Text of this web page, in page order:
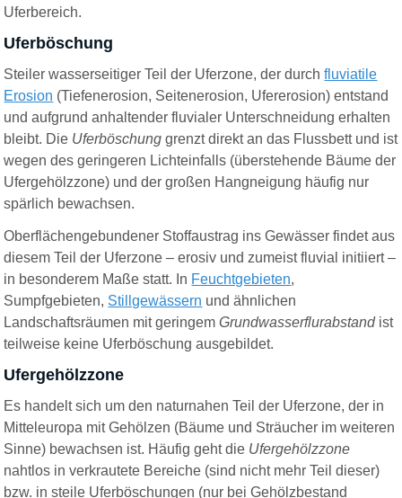
Uferbereich.
Uferböschung
Steiler wasserseitiger Teil der Uferzone, der durchfluviatile
Erosion (Tiefenerosion, Seitenerosion, Ufererosion) entstand
und aufgrund anhaltender fluvialer Unterschneidung erhalten
bleibt. Die Uferböschung grenzt direkt an das Flussbett und ist
wegen des geringeren Lichteinfalls (überstehende Bäume der
Ufergehölzzone) und der großen Hangneigung häufig nur
spärlich bewachsen.
Oberflächengebundener Stoffaustrag ins Gewässer findet aus
diesem Teil der Uferzone – erosiv und zumeist fluvial initiiert –
in besonderem Maße statt. In Feuchtgebieten,
Sumpfgebieten, Stillgewässern und ähnlichen
Landschaftsräumen mit geringemGrundwasserflurabstand ist
teilweise keine Uferböschung ausgebildet.
Ufergehölzzone
Es handelt sich um den naturnahen Teil der Uferzone, der in
Mitteleuropa mit Gehölzen (Bäume und Sträucher im weiteren
Sinne) bewachsen ist. Häufig geht die Ufergehölzzone
nahtlos in verkrautete Bereiche (sind nicht mehr Teil dieser)
bzw. in steile Uferböschungen (nur bei Gehölzbestand